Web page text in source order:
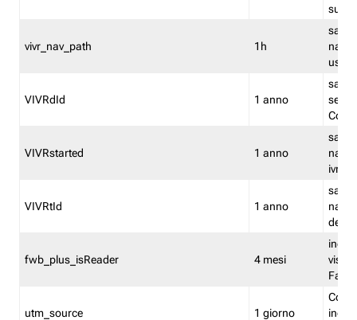
su
vivr_nav_path 1h
salva
VIVRdId 1 anno
salva
Convy
VIVRstarted 1 anno
salva
ivr
VIVRtId 1 anno
salva
del
fwb_plus_isReader 4 mesi
utm_source 1 giorno